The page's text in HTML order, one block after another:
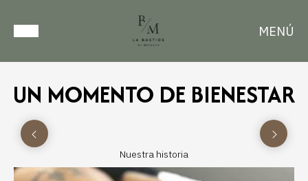
MENÚ
UN MOMENTO DE BIENESTAR
Nuestra historia